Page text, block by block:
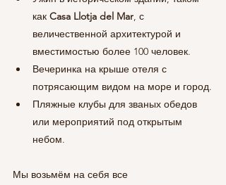
как Casa Llotja del Mar, с
величественной архитектурой и
вместимостью более 100 человек.
Вечеринка на крыше отеля с
потрясающим видом на море и город.
Пляжные клубы для званых обедов
или мероприятий под открытым
небом.
Мы возьмём на себя все